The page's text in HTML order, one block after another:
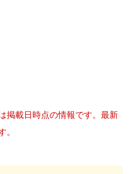
掲載日時点の情報です。最新
。